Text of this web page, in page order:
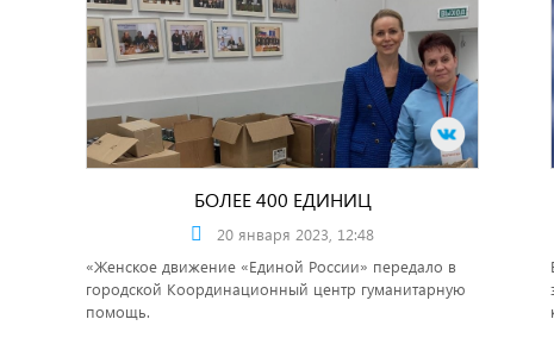
БОЛЕЕ 400 ЕДИНИЦ
20 января 2023, 12:48
«Женское движение «Единой России» передало в
городской Координационный центр гуманитарную
помощь.